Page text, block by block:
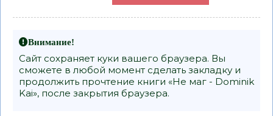
Внимание!
Сайт сохраняет куки вашего браузера. Вы
сможете в любой момент сделать закладку и
продолжить прочтение книги «Не маг - Dominik
Kai», после закрытия браузера.